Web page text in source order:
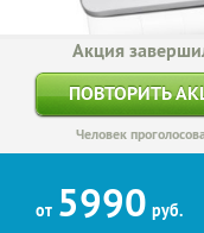
Акция
ПОВТОРИТЬ
Человек
от 5990 руб.